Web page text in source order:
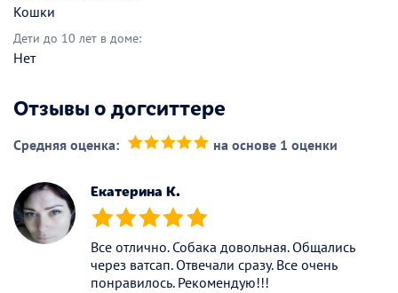
Кошки
Дети до 10 лет в доме:
Нет
Отзывы о догситтере
Средняя оценка: на основе 1 оценки
Екатерина К.
(*) (*) (*) (*) (*)
Все отлично. Собака довольная. Общались
через ватсап. Отвечали сразу. Все очень
понравилось. Рекомендую!!!